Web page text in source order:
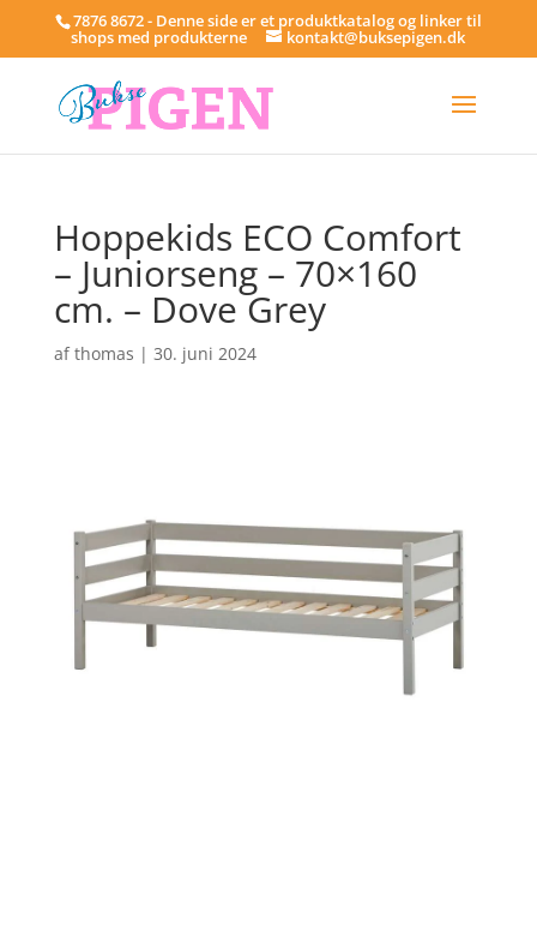
7876 8672 - Denne side er et produktkatalog og linker til
shops med produkterne kontakt@buksepigen.dk
Hoppekids ECO Comfort
– Juniorseng – 70×160
cm. – Dove Grey
afthomas | 30. juni 2024